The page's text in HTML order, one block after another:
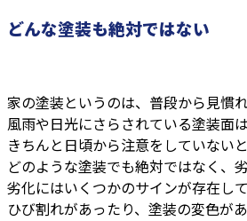
どんな塗装も絶対ではない
家の塗装というのは、普段から見慣
風雨や日光にさらされている塗装面
きちんと日頃から注意をしていない
どのような塗装でも絶対ではなく、
劣化にはいくつかのサインが存在し
ひび割れがあったり、塗装の変色が